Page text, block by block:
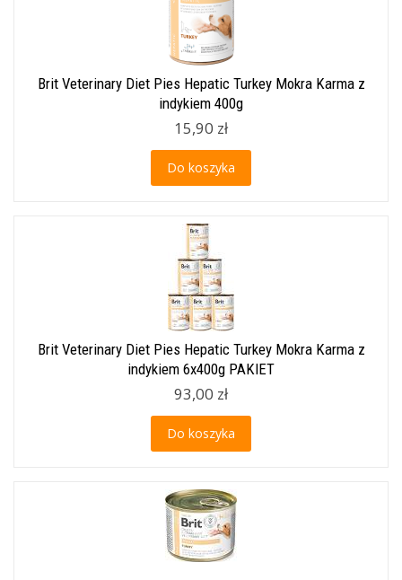
Brit Veterinary Diet Pies Hepatic Turkey Mokra Karma z
indykiem 400g
15,90 zł
Do koszyka
Brit Veterinary Diet Pies Hepatic Turkey Mokra Karma z
indykiem 6x400g PAKIET
93,00 zł
Do koszyka